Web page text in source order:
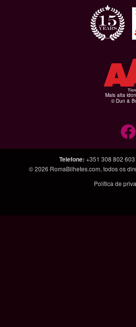
Mais alta
© Dun &
Telefone: +351 308 802 603
© 2026 RomaBilhetes.com, todos os
Política de